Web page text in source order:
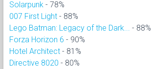
Solarpunk - 78%
007 First Light - 88%
Lego Batman: Legacy of the Dark...
- 88%
Forza Horizon 6 - 90%
Hotel Architect - 81%
Directive 8020 - 80%